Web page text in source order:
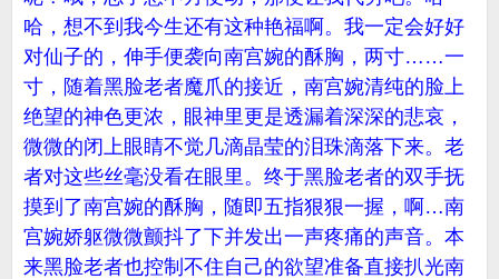
哈，想不到我今生还有这种艳福啊。我一定会好好
对仙子的，伸手便袭向南宫婉的酥胸，两寸……一
寸，随着黑脸老者魔爪的接近，南宫婉清纯的脸上
绝望的神色更浓，眼神里更是透漏着深深的悲哀，
微微的闭上眼睛不觉几滴晶莹的泪珠滴落下来。老
者对这些丝毫没看在眼里。终于黑脸老者的双手抚
摸到了南宫婉的酥胸，随即五指狠狠一握，啊…南
宫婉娇躯微微颤抖了下并发出一声疼痛的声音。本
来黑脸老者也控制不住自己的欲望准备直接扒光南